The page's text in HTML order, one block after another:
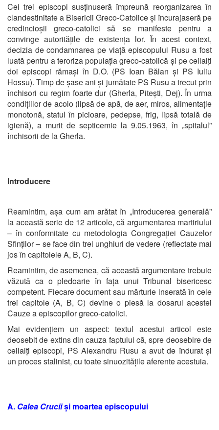
Cei trei episcopi susținuseră împreună reorganizarea în
clandestinitate a Bisericii Greco-Catolice și încurajaseră pe
credincioșii greco-catolici să se manifeste pentru a
convinge autoritățile de existența lor. În acest context,
decizia de condamnarea pe viață episcopului Rusu a fost
luată pentru a teroriza populația greco-catolică și pe ceilalți
doi episcopi rămași în D.O. (PS Ioan Bălan și PS Iuliu
Hossu). Timp de șase ani și jumătate PS Rusu a trecut prin
închisori cu regim foarte dur (Gherla, Pitești, Dej). În urma
condițiilor de acolo (lipsă de apă, de aer, miros, alimentație
monotonă, statul în picioare, pedepse, frig, lipsă totală de
igienă), a murit de septicemie la 9.05.1963, în „spitalul”
închisorii de la Gherla.
Introducere
Reamintim, așa cum am arătat în „Introducerea generală”
la această serie de 12 articole, că argumentarea martiriului
– în conformitate cu metodologia Congregației Cauzelor
Sfinților – se face din trei unghiuri de vedere (reflectate mai
jos în capitolele A, B, C).
Reamintim, de asemenea, că această argumentare trebuie
văzută ca o pledoarie în fața unui Tribunal bisericesc
competent. Fiecare document sau mărturie inserată în cele
trei capitole (A, B, C) devine o piesă la dosarul acestei
Cauze a episcopilor greco-catolici.
Mai evidențiem un aspect: textul acestui articol este
deosebit de extins din cauza faptului că, spre deosebire de
ceilalți episcopi, PS Alexandru Rusu a avut de îndurat și
un proces stalinist, cu toate sinuozitățile aferente acestuia.
A. Calea Cruciiși moartea episcopului